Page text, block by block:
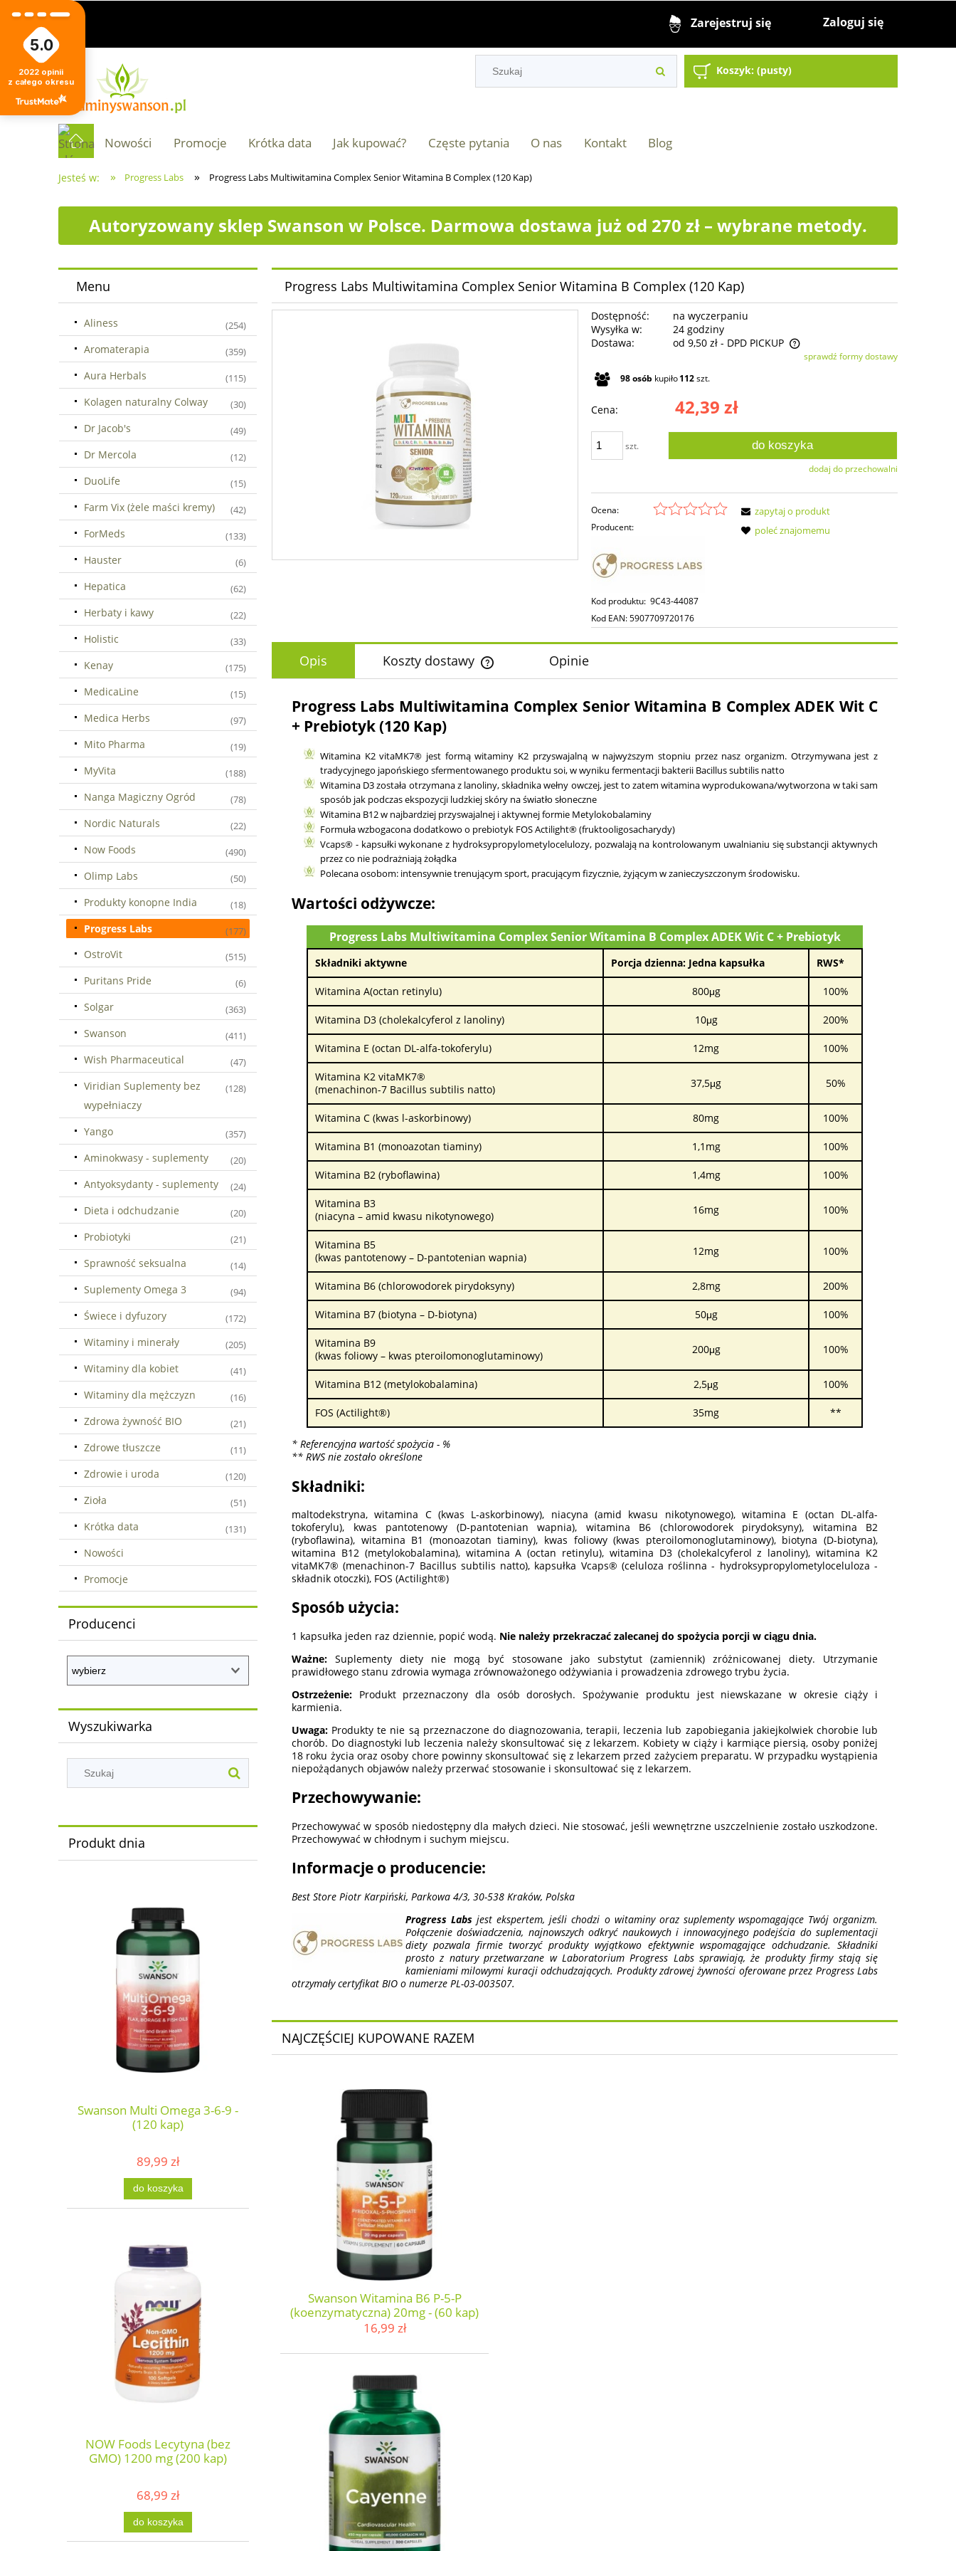
Zarejestruj się Zaloguj się
Koszyk: (pusty)
Nowości Promocje Krótka data Jak kupować? Częste pytania O nas Kontakt Blog
Jesteś w: » Progress Labs » Progress Labs Multiwitamina Complex Senior Witamina B Complex (120 Kap)
Autoryzowany sklep Swanson w Polsce. Darmowa dostawa już od 270 zł – wybrane metody.
Menu
Aliness (254)
Aromaterapia (359)
Aura Herbals (115)
Kolagen naturalny Colway (30)
Dr Jacob's (49)
Dr Mercola (12)
DuoLife (15)
Farm Vix (żele maści kremy) (42)
ForMeds (133)
Hauster (6)
Hepatica (62)
Herbaty i kawy (22)
Holistic (33)
Kenay (175)
MedicaLine (15)
Medica Herbs (97)
Mito Pharma (19)
MyVita (188)
Nanga Magiczny Ogród (78)
Nordic Naturals (22)
Now Foods (490)
Olimp Labs (50)
Produkty konopne India (18)
Progress Labs (177)
OstroVit (515)
Puritans Pride (6)
Solgar (363)
Swanson (411)
Wish Pharmaceutical (47)
Viridian Suplementy bez
wypełniaczy
(128)
Yango (357)
Aminokwasy - suplementy (20)
Antyoksydanty - suplementy (24)
Dieta i odchudzanie (20)
Probiotyki (21)
Sprawność seksualna (14)
Suplementy Omega 3 (94)
Świece i dyfuzory (172)
Witaminy i minerały (205)
Witaminy dla kobiet (41)
Witaminy dla mężczyzn (16)
Zdrowa żywność BIO (21)
Zdrowe tłuszcze (11)
Zdrowie i uroda (120)
Zioła (51)
Krótka data (131)
Nowości
Promocje
Producenci
Wyszukiwarka
Produkt dnia
Swanson Multi Omega 3-6-9 -
(120 kap)
89,99 zł
do koszyka
NOW Foods Lecytyna (bez
GMO) 1200 mg (200 kap)
68,99 zł
do koszyka
Progress Labs Multiwitamina Complex Senior Witamina B Complex (120 Kap)
Dostępność:
na wyczerpaniu
Wysyłka w:
24 godziny
Dostawa:
od 9,50 zł - DPD PICKUP
Cena nie zawiera ewentualnych kosztów
płatności
sprawdź formy dostawy
98osób kupiło112szt.
Cena: 42,39 zł
szt. do koszyka
dodaj do przechowalni
Ocena:
Producent:
Kod produktu: 9C43-44087
Kod EAN:5907709720176
zapytaj o produkt
poleć znajomemu
Opis Koszty dostawy
Cena nie zawiera ewentualnych kosztów
płatności
Opinie
Progress Labs Multiwitamina Complex Senior Witamina B Complex ADEK Wit C
+ Prebiotyk (120 Kap)
Witamina K2 vitaMK7® jest formą witaminy K2 przyswajalną w najwyższym stopniu przez nasz organizm. Otrzymywana jest z
tradycyjnego japońskiego sfermentowanego produktu soi, w wyniku fermentacji bakterii Bacillus subtilis natto
Witamina D3 została otrzymana z lanoliny, składnika wełny owczej, jest to zatem witamina wyprodukowana/wytworzona w taki sam
sposób jak podczas ekspozycji ludzkiej skóry na światło słoneczne
Witamina B12 w najbardziej przyswajalnej i aktywnej formie Metylokobalaminy
Formuła wzbogacona dodatkowo o prebiotyk FOS Actilight® (fruktooligosacharydy)
Vcaps® - kapsułki wykonane z hydroksypropylometylocelulozy, pozwalają na kontrolowanym uwalnianiu się substancji aktywnych
przez co nie podrażniają żołądka
Polecana osobom: intensywnie trenującym sport, pracującym fizycznie, żyjącym w zanieczyszczonym środowisku.
Wartości odżywcze:
Progress Labs Multiwitamina Complex Senior Witamina B Complex ADEK Wit C + Prebiotyk
Składniki aktywne Porcja dzienna: Jedna kapsułka RWS*
Witamina A(octan retinylu) 800μg 100%
Witamina D3 (cholekalcyferol z lanoliny) 10μg 200%
Witamina E (octan DL-alfa-tokoferylu) 12mg 100%
Witamina K2 vitaMK7®
(menachinon-7 Bacillus subtilis natto)
37,5μg 50%
Witamina C (kwas l-askorbinowy) 80mg 100%
Witamina B1 (monoazotan tiaminy) 1,1mg 100%
Witamina B2 (ryboflawina) 1,4mg 100%
Witamina B3
(niacyna – amid kwasu nikotynowego)
16mg 100%
Witamina B5
(kwas pantotenowy – D-pantotenian wapnia)
12mg 100%
Witamina B6 (chlorowodorek pirydoksyny) 2,8mg 200%
Witamina B7 (biotyna – D-biotyna) 50μg 100%
Witamina B9
(kwas foliowy – kwas pteroilomonoglutaminowy)
200μg 100%
Witamina B12 (metylokobalamina) 2,5μg 100%
FOS (Actilight®) 35mg **
* Referencyjna wartość spożycia - %
** RWS nie zostało określone
Składniki:
maltodekstryna, witamina C (kwas L-askorbinowy), niacyna (amid kwasu nikotynowego), witamina E (octan DL-alfa-
tokoferylu), kwas pantotenowy (D-pantotenian wapnia), witamina B6 (chlorowodorek pirydoksyny), witamina B2
(ryboflawina), witamina B1 (monoazotan tiaminy), kwas foliowy (kwas pteroilomonoglutaminowy), biotyna (D-biotyna),
witamina B12 (metylokobalamina), witamina A (octan retinylu), witamina D3 (cholekalcyferol z lanoliny), witamina K2
vitaMK7® (menachinon-7 Bacillus subtilis natto), kapsułka Vcaps® (celuloza roślinna - hydroksypropylometyloceluloza -
składnik otoczki), FOS (Actilight®)
Sposób użycia:
1 kapsułka jeden raz dziennie, popić wodą. Nie należy przekraczać zalecanej do spożycia porcji w ciągu dnia.
Ważne: Suplementy diety nie mogą być stosowane jako substytut (zamiennik) zróżnicowanej diety. Utrzymanie
prawidłowego stanu zdrowia wymaga zrównoważonego odżywiania i prowadzenia zdrowego trybu życia.
Ostrzeżenie: Produkt przeznaczony dla osób dorosłych. Spożywanie produktu jest niewskazane w okresie ciąży i
karmienia.
Uwaga: Produkty te nie są przeznaczone do diagnozowania, terapii, leczenia lub zapobiegania jakiejkolwiek chorobie lub
chorób. Do diagnostyki lub leczenia należy skonsultować się z lekarzem. Kobiety w ciąży i karmiące piersią, osoby poniżej
18 roku życia oraz osoby chore powinny skonsultować się z lekarzem przed zażyciem preparatu. W przypadku wystąpienia
niepożądanych objawów należy przerwać stosowanie i skonsultować się z lekarzem.
Przechowywanie:
Przechowywać w sposób niedostępny dla małych dzieci. Nie stosować, jeśli wewnętrzne uszczelnienie zostało uszkodzone.
Przechowywać w chłodnym i suchym miejscu.
Informacje o producencie:
Best Store Piotr Karpiński, Parkowa 4/3, 30-538 Kraków, Polska
Progress Labsjest ekspertem, jeśli chodzi o witaminy oraz suplementy wspomagające Twój organizm.
Połączenie doświadczenia, najnowszych odkryć naukowych i innowacyjnego podejścia do suplementacji
diety pozwala firmie tworzyć produkty wyjątkowo efektywnie wspomagające odchudzanie. Składniki
prosto z natury przetwarzane w Laboratorium Progress Labs sprawiają, że produkty firmy stają się
kamieniami milowymi kuracji odchudzających. Produkty zdrowej żywności oferowane przez Progress Labs
otrzymały certyfikat BIO o numerze PL-03-003507.
NAJCZĘŚCIEJ KUPOWANE RAZEM
Swanson Witamina B6 P-5-P
(koenzymatyczna) 20mg - (60 kap)
16,99 zł
5.0
2022 opinii
z całego okresu